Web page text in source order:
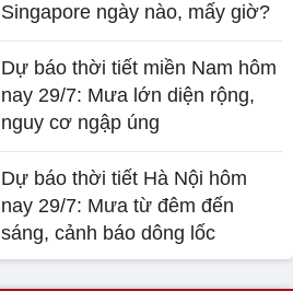
Singapore ngày nào, mấy giờ?
Dự báo thời tiết miền Nam hôm
nay 29/7: Mưa lớn diện rộng,
nguy cơ ngập úng
Dự báo thời tiết Hà Nội hôm
nay 29/7: Mưa từ đêm đến
sáng, cảnh báo dông lốc